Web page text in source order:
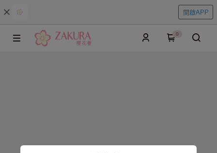
開啟APP
0